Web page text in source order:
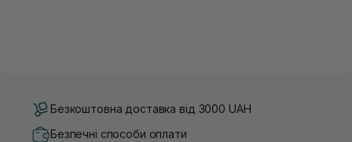
Безкоштовна доставка від 3000 UAH
Безпечні способи оплати